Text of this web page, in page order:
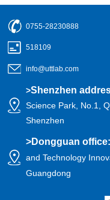
0755-28230888
518109
info@uttlab.com
>Shenzhen
Science Park, No.1,
Shenzhen
>Dongguan
and Technology
Guangdong